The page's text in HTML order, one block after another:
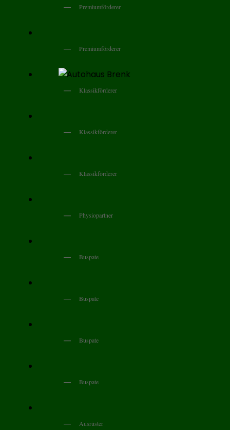
Premiumförderer
Premiumförderer
Klassikförderer
Klassikförderer
Klassikförderer
Physiopartner
Buspate
Buspate
Buspate
Buspate
Ausrüster